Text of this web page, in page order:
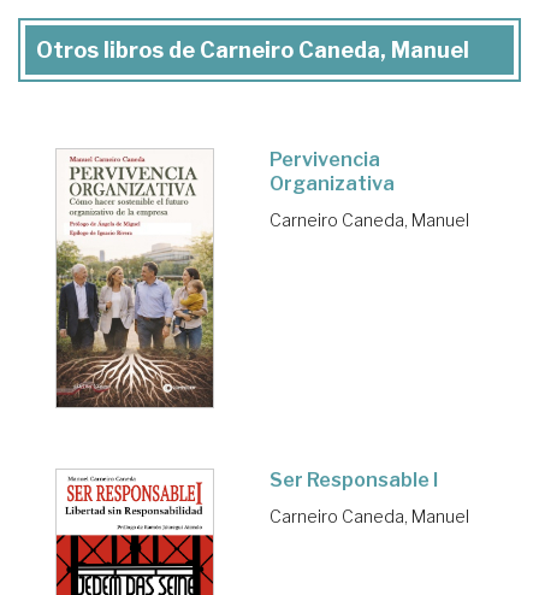
Otros libros de Carneiro Caneda, Manuel
Pervivencia
Organizativa
Carneiro Caneda, Manuel
Ser Responsable I
Carneiro Caneda, Manuel